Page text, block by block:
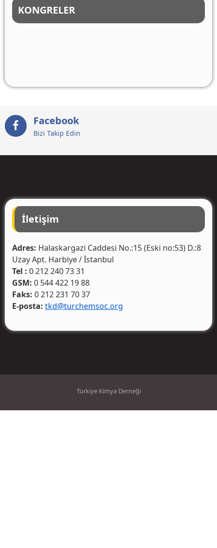
KONGRELER
Facebook
Bizi Takip Edin
İletişim
Adres: Halaskargazi Caddesi No.:15 (Eski no:53) D.:8
Uzay Apt. Harbiye / İstanbul
Tel : 0 212 240 73 31
GSM: 0 544 422 19 88
Faks: 0 212 231 70 37
E-posta: tkd@turchemsoc.org
Türkiye Kimya Derneği